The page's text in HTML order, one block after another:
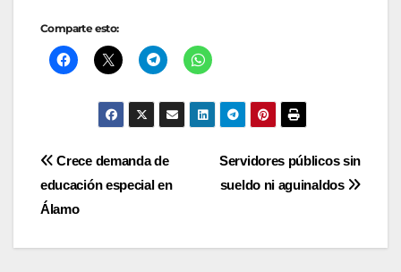
Comparte esto:
Navegación
de
entradas
Servidores públicos sin
sueldo ni aguinaldos
Crece demanda de
educación especial en
Álamo